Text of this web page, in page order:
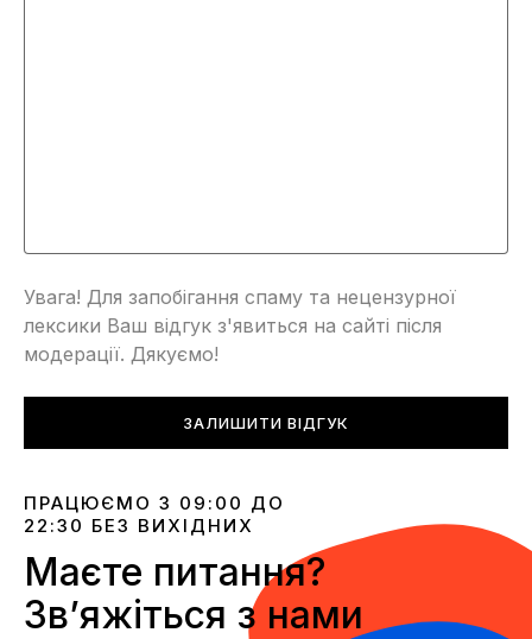
Увага! Для запобігання спаму та нецензурної
лексики Ваш відгук з'явиться на сайті після
модерації. Дякуємо!
ЗАЛИШИТИ ВІДГУК
ПРАЦЮЄМО З 09:00 ДО
22:30 БЕЗ ВИХІДНИХ
Маєте питання?
Звʼяжіться з нами